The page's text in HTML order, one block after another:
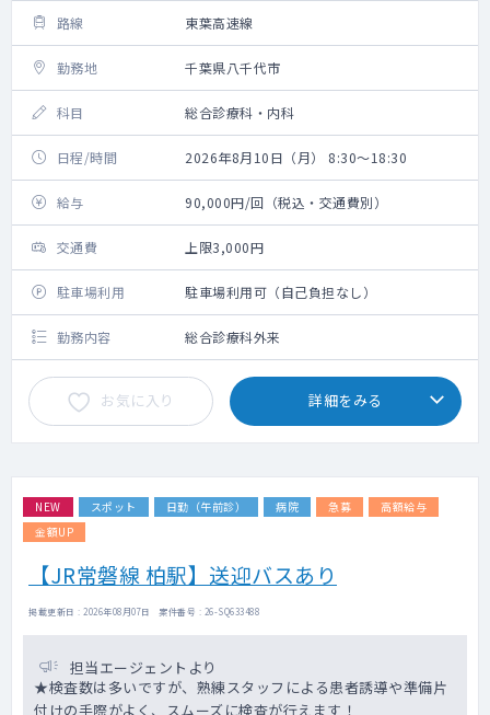
路線 東葉高速線
勤務地 千葉県八千代市
科目 総合診療科・内科
日程/時間 2026年8月10日（月） 8:30～18:30
給与 90,000円/回（税込・交通費別）
交通費 上限3,000円
駐車場利用 駐車場利用可（自己負担なし）
勤務内容 総合診療科外来
お気に入り 詳細をみる
NEW スポット 日勤（午前診） 病院 急募
高額給与
金額UP
【JR常磐線 柏駅】送迎バスあり
掲載更新日 : 2026年08月07日 案件番号 : 26-SQ633488
担当エージェントより
★検査数は多いですが、熟練スタッフによる患者誘導や準備片
付けの手際がよく、スムーズに検査が行えます！